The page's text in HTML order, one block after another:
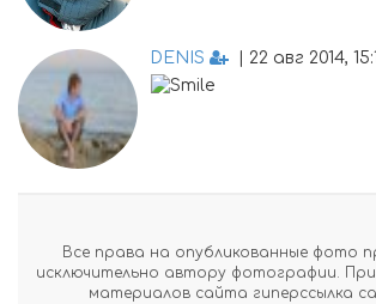
DENIS | 22 авг 2014,
Все права на опубликованные фото
исключительно автору фотографии. При
материалов сайта гиперссылка